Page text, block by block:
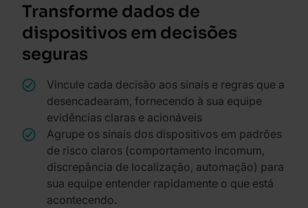
Transforme dados de
dispositivos em decisões
seguras
Vincule cada decisão aos sinais e regras que a
desencadearam, fornecendo à sua equipe
evidências claras e acionáveis
Agrupe os sinais dos dispositivos em padrões
de risco claros (comportamento incomum,
discrepância de localização, automação) para
sua equipe entender rapidamente o que está
acontecendo.